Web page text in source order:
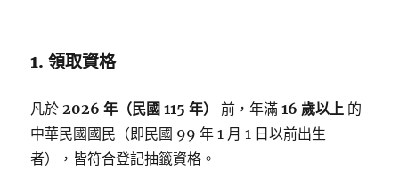
1. 領取資格
凡於2026 年（民國 115 年） 前，年滿16 歲以上 的
中華民國國民（即民國 99 年 1 月 1 日以前出生
者），皆符合登記抽籤資格。